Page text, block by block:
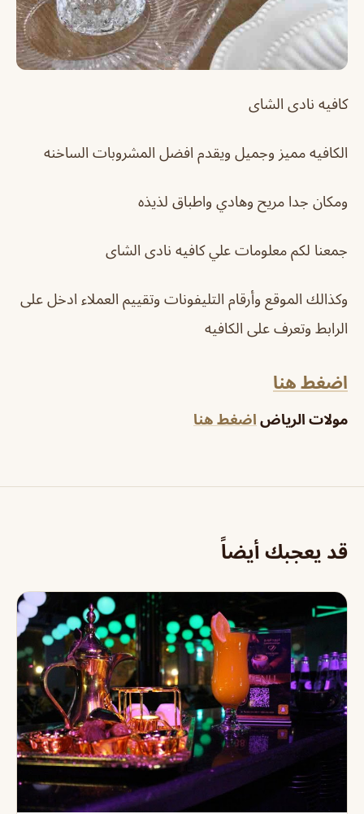
كافيه نادى الشاى
الكافيه مميز وجميل ويقدم افضل المشروبات الساخنه
ومكان جدا مريح وهادي واطباق لذيذه
جمعنا لكم معلومات علي كافيه نادى الشاى
وكذالك الموقع وأرقام التليفونات وتقييم العملاء ادخل على
الرابط وتعرف على الكافيه
اضغط هنا
مولات الرياض اضغط هنا
قد يعجبك أيضاً